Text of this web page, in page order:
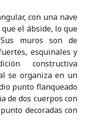
con una nave
el ábside, lo que
muros son de
esquinales y
constructiva
se organiza en un
punto flanqueado
de dos cuerpos con
decoradas con